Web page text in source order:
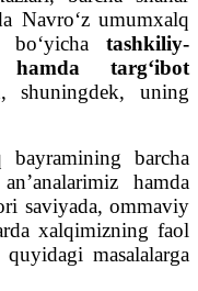
Navro‘z umumxalq
bo‘yicha tashkiliy-
hamda targ‘ibot
shuningdek, uning
barcha
hamda
saviyada, ommaviy
xalqimizning faol
masalalarga